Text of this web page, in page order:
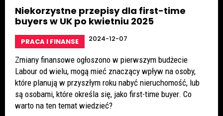
Niekorzystne przepisy dla first-time
buyers w UK po kwietniu 2025
PRACA I FINANSE 2024-12-07
Zmiany finansowe ogłoszono w pierwszym budżecie
Labour od wielu, mogą mieć znaczący wpływ na osoby,
które planują w przyszłym roku nabyć nieruchomość, lub
są osobami, które określa się, jako first-time buyer. Co
warto na ten temat wiedzieć?